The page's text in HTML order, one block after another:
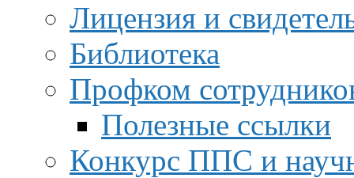
Лицензия и
Библиотека
Профком
Полезные ссылки
Конкурс ППС и